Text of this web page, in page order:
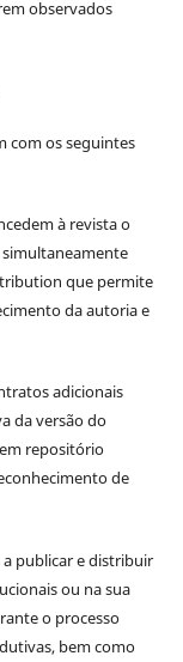
observados
com os seguintes
à revista o
que permite
da autoria e
adicionais
da versão do
repositório
de
publicar e distribuir
ou na sua
o processo
bem como